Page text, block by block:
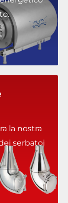
la nostra
serbatoi